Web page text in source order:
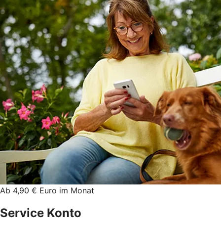
Ab 4,90 € Euro im Monat
Service Konto